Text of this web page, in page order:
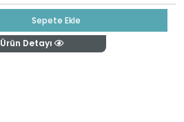
Sepete Ekle
Ürün Detayı